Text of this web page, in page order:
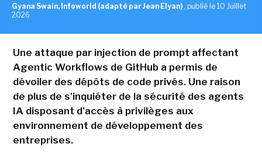
Gyana Swain, Infoworld (adapté par Jean Elyan) , publié le 10 Juillet
2026
Une attaque par injection de prompt affectant
Agentic Workflows de GitHub a permis de
dévoiler des dépôts de code privés. Une raison
de plus de s'inquiéter de la sécurité des agents
IA disposant d'accès à privilèges aux
environnement de développement des
entreprises.